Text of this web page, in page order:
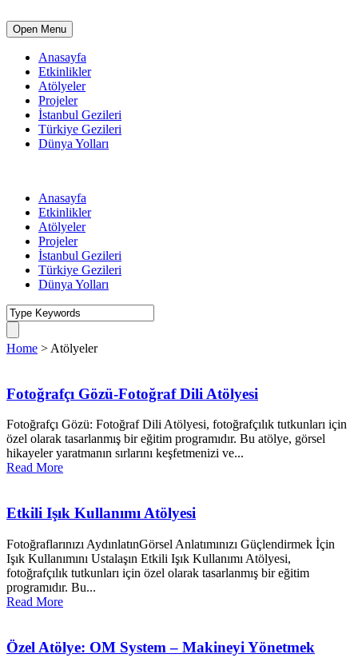
Open Menu
Anasayfa
Etkinlikler
Atölyeler
Projeler
İstanbul Gezileri
Türkiye Gezileri
Dünya Yolları
Anasayfa
Etkinlikler
Atölyeler
Projeler
İstanbul Gezileri
Türkiye Gezileri
Dünya Yolları
Home > Atölyeler
Fotoğrafçı Gözü-Fotoğraf Dili Atölyesi
Fotoğrafçı Gözü: Fotoğraf Dili Atölyesi, fotoğrafçılık tutkunları için
özel olarak tasarlanmış bir eğitim programıdır. Bu atölye, görsel
hikayeler yaratmanın sırlarını keşfetmenizi ve...
Read More
Etkili Işık Kullanımı Atölyesi
Fotoğraflarınızı AydınlatınGörsel Anlatımınızı Güçlendirmek İçin
Işık Kullanımını Ustalaşın Etkili Işık Kullanımı Atölyesi,
fotoğrafçılık tutkunları için özel olarak tasarlanmış bir eğitim
programıdır. Bu...
Read More
Özel Atölye: OM System – Makineyi Yönetmek